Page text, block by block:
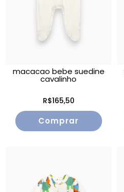
macacao bebe suedine
cavalinho
R$165,50
Comprar